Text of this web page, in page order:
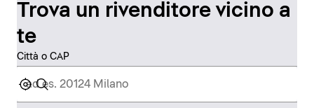
Trova un rivenditore vicino a
te
Città o CAP